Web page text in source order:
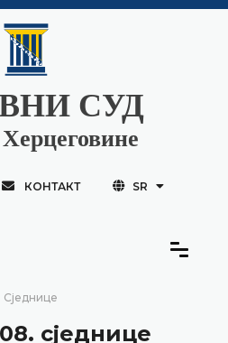
СУД
КОНТАКТ SR
Сједнице
сједнице